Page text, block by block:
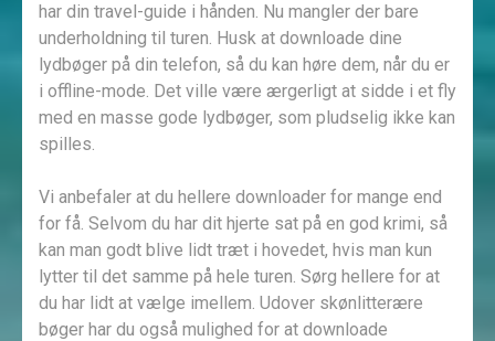
har din travel-guide i hånden. Nu mangler der bare
underholdning til turen. Husk at downloade dine
lydbøger på din telefon, så du kan høre dem, når du er
i offline-mode. Det ville være ærgerligt at sidde i et fly
med en masse gode lydbøger, som pludselig ikke kan
spilles.
Vi anbefaler at du hellere downloader for mange end
for få. Selvom du har dit hjerte sat på en god krimi, så
kan man godt blive lidt træt i hovedet, hvis man kun
lytter til det samme på hele turen. Sørg hellere for at
du har lidt at vælge imellem. Udover skønlitterære
bøger har du også mulighed for at downloade